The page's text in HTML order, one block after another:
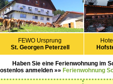
FEWO Ursprung
St. Georgen Peterzell
Haben Sie eine Ferienwohnung im
anmelden »» Ferienwohnung